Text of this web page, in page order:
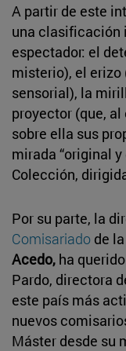
A partir de este
una clasificación
espectador: el
misterio), el
sensorial), la
proyector (que,
sobre ella sus
mirada “original
Colección,
Por su parte, la
Comisariado de
Acedo, ha
Pardo, directora
este país más
nuevos
Máster desde su